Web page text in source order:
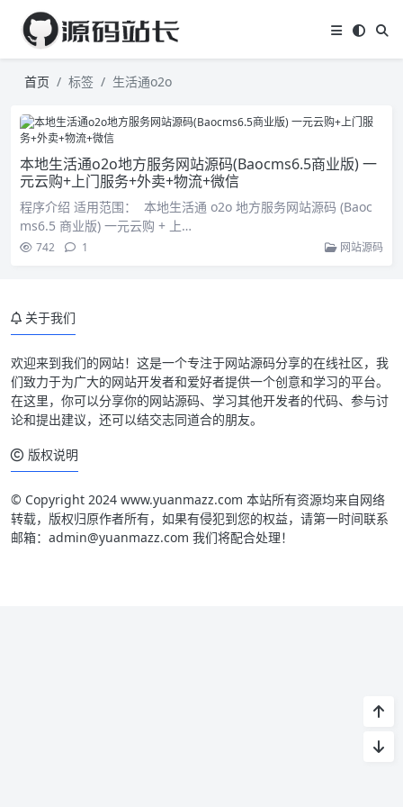
首页 标签 生活通o2o
本地生活通o2o地方服务网站源码(Baocms6.5商业版) 一
元云购+上门服务+外卖+物流+微信
程序介绍 适用范围： 本地生活通 o2o 地方服务网站源码 (Baoc
ms6.5 商业版) 一元云购 + 上…
742 1 网站源码
关于我们
欢迎来到我们的网站！这是一个专注于网站源码分享的在线社区，我
们致力于为广大的网站开发者和爱好者提供一个创意和学习的平台。
在这里，你可以分享你的网站源码、学习其他开发者的代码、参与讨
论和提出建议，还可以结交志同道合的朋友。
版权说明
© Copyright 2024 www.yuanmazz.com 本站所有资源均来自网络
转载，版权归原作者所有，如果有侵犯到您的权益，请第一时间联系
邮箱：admin@yuanmazz.com 我们将配合处理！